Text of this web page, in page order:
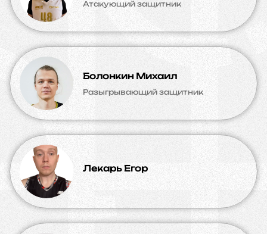
Атакующий защитник
Болонкин Михаил
Разыгрывающий защитник
Лекарь Егор